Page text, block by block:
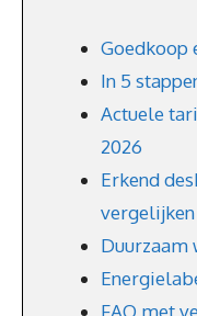
Goedkoop
In 5
Actuele
2026
Erkend
vergelijken
Duurzaam
FAQ met